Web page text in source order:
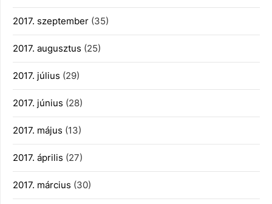
2017. szeptember (35)
2017. augusztus (25)
2017. július (29)
2017. június (28)
2017. május (13)
2017. április (27)
2017. március (30)